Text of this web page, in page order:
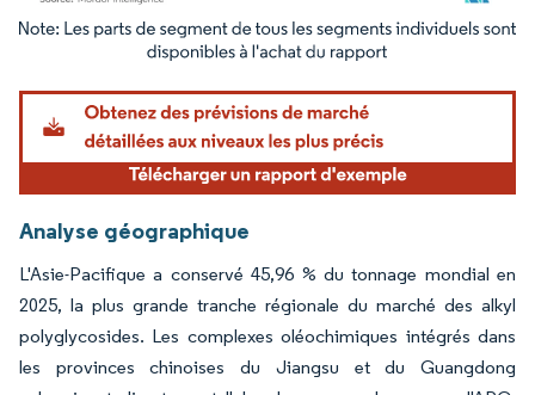
Image © Mordor Intelligence. La réutilisation nécessite une attribution sous CC BY
Analyse géographique
L'Asie-Pacifique a conservé 45,96 % du tonnage mondial en
2025, la plus grande tranche régionale du marché des alkyl
polyglycosides. Les complexes oléochimiques intégrés dans
les provinces chinoises du Jiangsu et du Guangdong